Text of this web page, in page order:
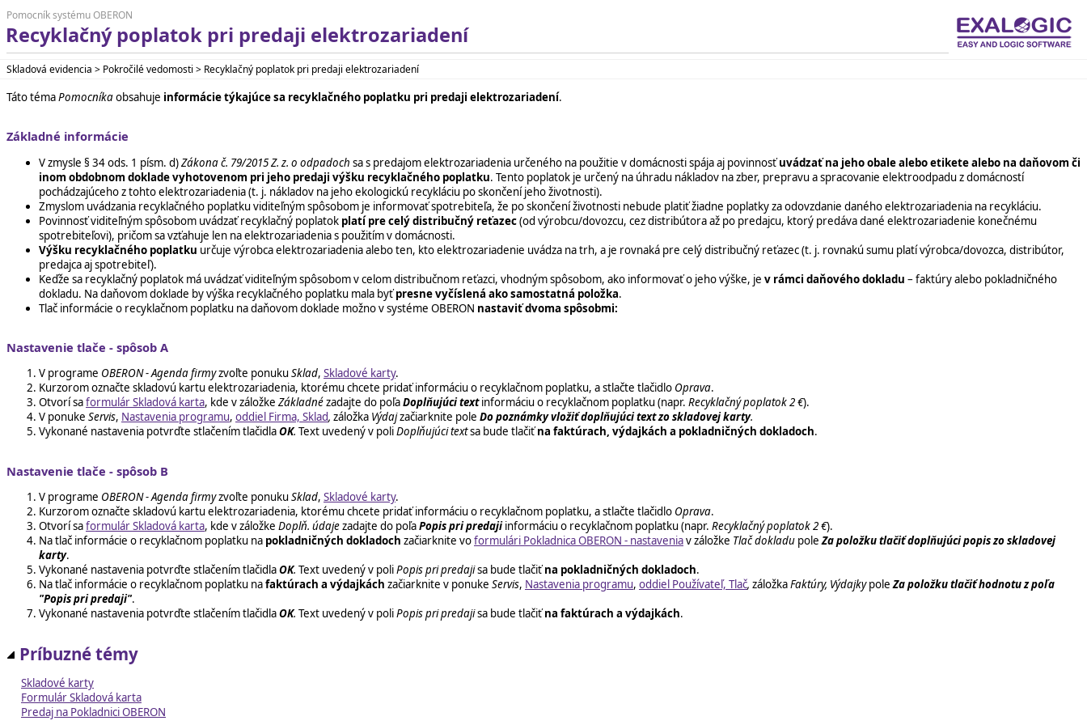
Pomocník systému OBERON
Recyklačný poplatok pri predaji elektrozariadení
Skladová evidencia > Pokročilé vedomosti > Recyklačný poplatok pri predaji elektrozariadení
Táto témaPomocníkaobsahuje informácie týkajúce sa recyklačného poplatku pri predaji elektrozariadení.
Základné informácie
V zmysle § 34 ods. 1 písm. d)Zákona č. 79/2015Z. z. o odpadoch sa s predajom elektrozariadenia určeného na použitie v domácnosti spája aj povinnosťuvádzať na jeho obale alebo etikete alebo na daňovom či
inom obdobnom doklade vyhotovenom pri jeho predaji výšku recyklačného poplatku. Tento poplatok je určený na úhradu nákladov na zber, prepravu a spracovanie elektroodpadu z domácností
pochádzajúceho z tohto elektrozariadenia (t. j. nákladov na jeho ekologickú recykláciu po skončení jeho životnosti).
Zmyslom uvádzania recyklačného poplatku viditeľným spôsobom je informovať spotrebiteľa, že po skončení životnosti nebude platiť žiadne poplatky za odovzdanie daného elektrozariadenia na recykláciu.
Povinnosť viditeľným spôsobom uvádzať recyklačný poplatok platí pre celý distribučný reťazec(od výrobcu/dovozcu, cez distribútora až po predajcu, ktorý predáva dané elektrozariadenie konečnému
spotrebiteľovi), pričom sa vzťahuje len na elektrozariadenia s použitím v domácnosti.
Výšku recyklačného poplatku určuje výrobca elektrozariadenia alebo ten, kto elektrozariadenie uvádza na trh, a je rovnaká pre celý distribučný reťazec (t. j. rovnakú sumu platí výrobca/dovozca, distribútor,
predajca aj spotrebiteľ).
Keďže sa recyklačný poplatok má uvádzať viditeľným spôsobom v celom distribučnom reťazci, vhodným spôsobom, ako informovať o jeho výške, je v rámci daňového dokladu – faktúry alebo pokladničného
dokladu. Na daňovom doklade by výška recyklačného poplatku mala byťpresne vyčíslená ako samostatná položka.
Tlač informácie o recyklačnom poplatku na daňovom doklade možno v systéme OBERON nastaviť dvoma spôsobmi:
Nastavenie tlače - spôsob A
V programe OBERON - Agenda firmyzvoľte ponukuSklad, Skladové karty.
Kurzorom označte skladovú kartu elektrozariadenia, ktorému chcete pridať informáciu o recyklačnom poplatku, a stlačte tlačidlo Oprava.
Otvorí saformulár Skladová karta, kde v záložke Základnézadajte do poľaDoplňujúci textinformáciu o recyklačnom poplatku (napr. Recyklačný poplatok 2 €).
V ponuke Servis, Nastavenia programu, oddiel Firma, Sklad, záložka Výdajzačiarknite pole Do poznámky vložiť doplňujúci text zo skladovej karty.
Vykonané nastavenia potvrďte stlačením tlačidlaOK. Text uvedený v poliDoplňujúci textsa bude tlačiťna faktúrach, výdajkách a pokladničných dokladoch.
Nastavenie tlače - spôsob B
V programe OBERON - Agenda firmyzvoľte ponukuSklad, Skladové karty.
Kurzorom označte skladovú kartu elektrozariadenia, ktorému chcete pridať informáciu o recyklačnom poplatku, a stlačte tlačidlo Oprava.
Otvorí saformulár Skladová karta, kde v záložke Doplň. údajezadajte do poľaPopis pri predajiinformáciu o recyklačnom poplatku (napr. Recyklačný poplatok 2 €).
Na tlač informácie o recyklačnom poplatku na pokladničných dokladoch začiarknite voformulári Pokladnica OBERON - nastaveniav záložke Tlač dokladu poleZa položku tlačiť doplňujúci popis zo skladovej
karty.
Vykonané nastavenia potvrďte stlačením tlačidlaOK. Text uvedený v poliPopis pri predajisa bude tlačiťna pokladničných dokladoch.
Na tlač informácie o recyklačnom poplatku nafaktúrach a výdajkách začiarknite v ponuke Servis, Nastavenia programu, oddiel Používateľ, Tlač, záložkaFaktúry, VýdajkypoleZa položku tlačiť hodnotu z poľa
"Popis pri predaji".
Vykonané nastavenia potvrďte stlačením tlačidlaOK. Text uvedený v poliPopis pri predajisa bude tlačiťna faktúrach a výdajkách.
Príbuzné témy
Skladové karty
Formulár Skladová karta
Predaj na Pokladnici OBERON